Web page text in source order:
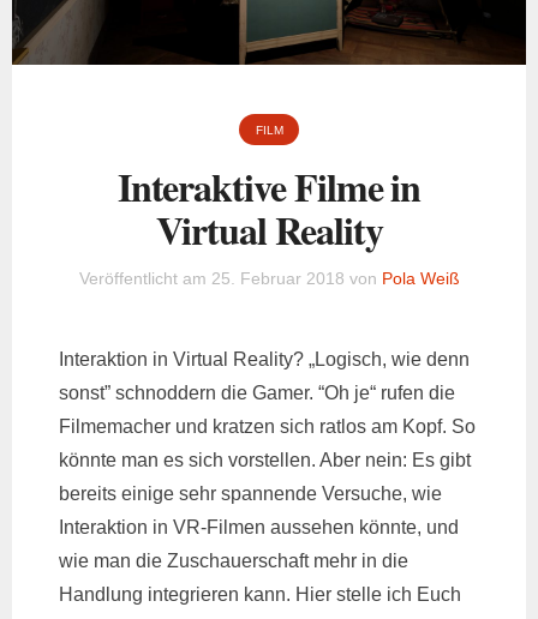
FILM
Interaktive Filme in
Virtual Reality
Veröffentlicht am 25. Februar 2018 von Pola Weiß
Interaktion in Virtual Reality? „Logisch, wie denn
sonst” schnoddern die Gamer. “Oh je“ rufen die
Filmemacher und kratzen sich ratlos am Kopf. So
könnte man es sich vorstellen. Aber nein: Es gibt
bereits einige sehr spannende Versuche, wie
Interaktion in VR-Filmen aussehen könnte, und
wie man die Zuschauerschaft mehr in die
Handlung integrieren kann. Hier stelle ich Euch